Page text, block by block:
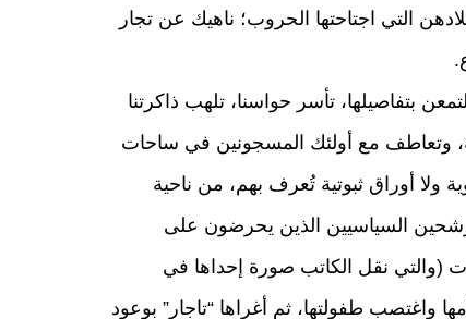
التي اجتاحتها الحروب؛ ناهيك عن تجار
بتفاصيلها، تأسر حواسنا، تلهب ذاكرتنا
وتعاطف مع أولئك المسجونين في ساحات
ولا أوراق ثبوتية تُعرف بهم، من ناحية
السياسيين الذين يحرضون على
(والتي نقل الكاتب صورة إحداها في
أمها واغتصب طفولتها، ثم أغراها “تاجار” بوعود